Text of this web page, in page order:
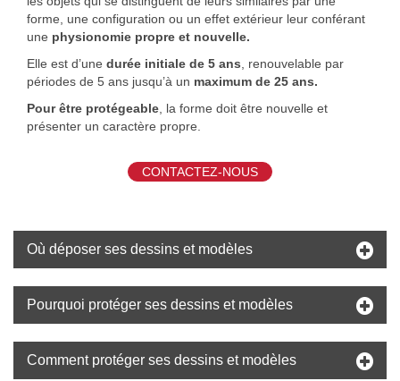
forme, une configuration ou un effet extérieur leur conférant
une physionomie propre et nouvelle.
Elle est d’une durée initiale de 5 ans , renouvelable par
périodes de 5 ans jusqu’à un maximum de 25 ans.
Pour être protégeable , la forme doit être nouvelle et
présenter un caractère propre.
CONTACTEZ-NOUS
Où déposer ses dessins et modèles
Pourquoi protéger ses dessins et modèles
Comment protéger ses dessins et modèles